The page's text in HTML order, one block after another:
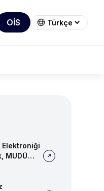
OİS
Elektroniği
MUDÜ